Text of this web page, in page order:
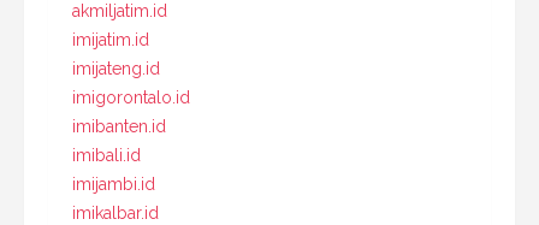
akmiljatim.id
imijatim.id
imijateng.id
imigorontalo.id
imibanten.id
imibali.id
imijambi.id
imikalbar.id